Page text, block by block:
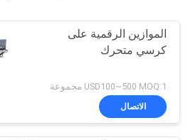
الموازين الرقمية على
كرسي متحرك
USD100~500 MOQ:1 مجموعة
الاتصال